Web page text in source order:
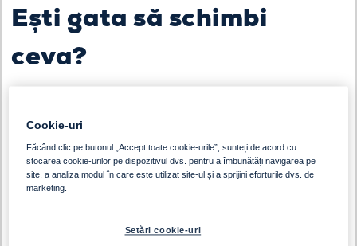
Ești gata să schimbi
ceva?
Cookie-uri
Făcând clic pe butonul „Accept toate cookie-urile”, sunteți de acord cu
stocarea cookie-urilor pe dispozitivul dvs. pentru a îmbunătăți navigarea pe
site, a analiza modul în care este utilizat site-ul și a sprijini eforturile dvs. de
marketing.
Setări cookie-uri